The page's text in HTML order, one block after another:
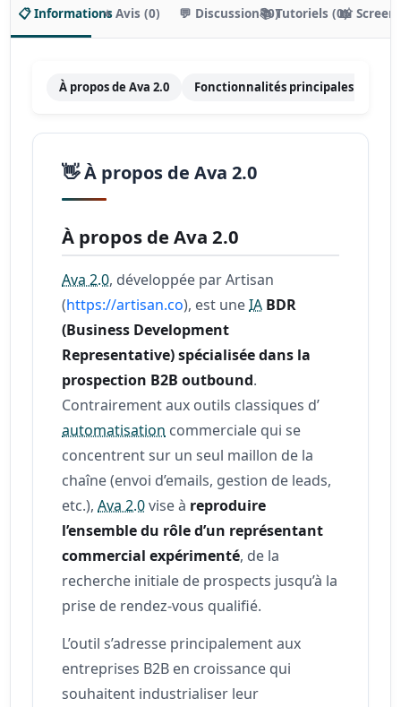
📋 Informations⭐ Avis (0) 💬 Discussion (0)📚 Tutoriels (0)📸
À propos de Ava 2.0 Fonctionnalités principales
👋 À propos de Ava 2.0
À propos de Ava 2.0
Ava 2.0, développée par Artisan
(https://artisan.co), est uneIA BDR
(Business Development
Representative) spécialisée dans la
prospection B2B outbound.
Contrairement aux outils classiques d’
automatisation commerciale qui se
concentrent sur un seul maillon de la
chaîne (envoi d’emails, gestion de leads,
etc.),Ava 2.0vise à reproduire
l’ensemble du rôle d’un représentant
commercial expérimenté, de la
recherche initiale de prospects jusqu’à la
prise de rendez-vous qualifié.
L’outil s’adresse principalement aux
entreprises B2B en croissance qui
souhaitent industrialiser leur